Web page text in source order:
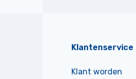
Klantenservice
Klant worden